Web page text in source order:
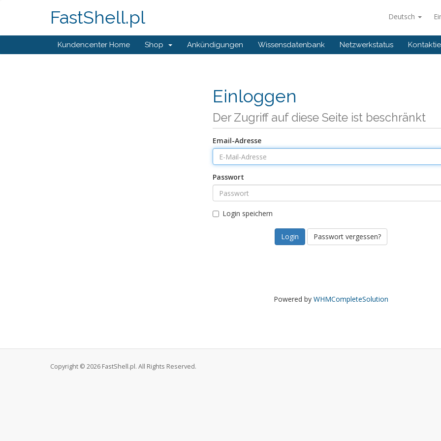
Deutsch
FastShell.pl
Kundencenter Home Shop Ankündigungen Wissensdatenbank Netzwerkstatus
Einloggen
Der Zugriff auf diese Seite ist beschränkt
Email-Adresse
Passwort
Login speichern
Passwort vergessen?
Powered by WHMCompleteSolution
Copyright © 2026 FastShell.pl. All Rights Reserved.